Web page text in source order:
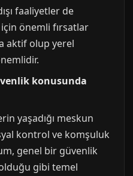
faaliyetler de
önemli fırsatlar
aktif olup yerel
konusunda
yaşadığı meskun
kontrol ve komşuluk
genel bir güvenlik
gibi temel